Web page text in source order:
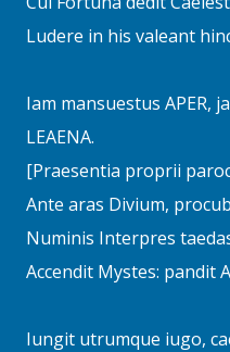
Ludere in his valeant
Iam mansuestus APER,
LEAENA.
[Praesentia proprii
Ante aras Divium,
Numinis Interpres
Accendit Mystes: pandit
Iungit utrumque iugo,